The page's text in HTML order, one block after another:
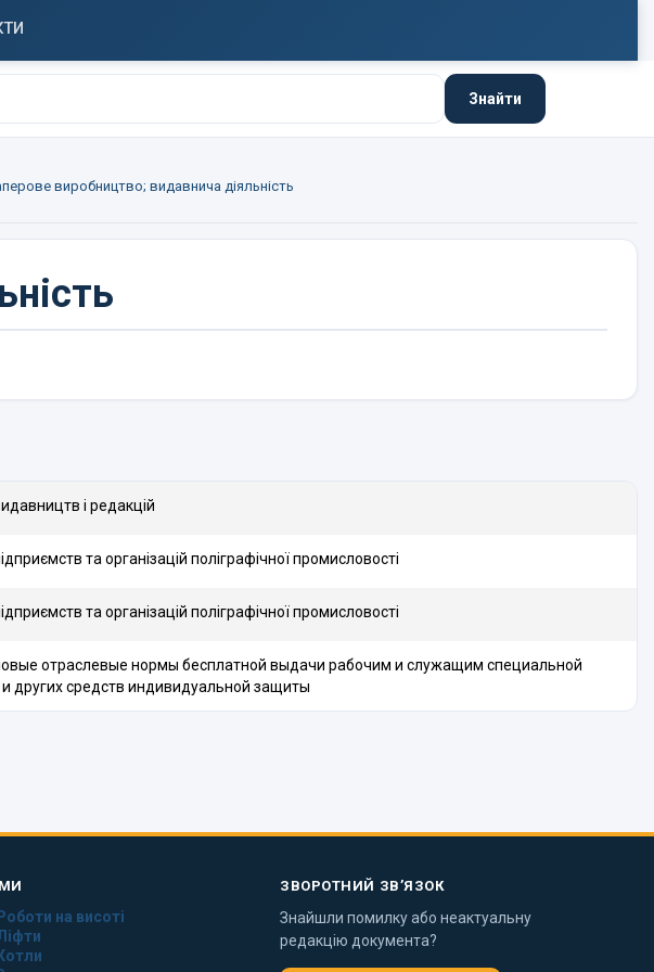
Знайти
виробництво; видавнича діяльність
і редакцій
та організацій поліграфічної промисловості
та організацій поліграфічної промисловості
отраслевые нормы бесплатной выдачи рабочим и служащим специальной
других средств индивидуальной защиты
Роботи на висоті
Котли
ЗВОРОТНИЙ ЗВ’ЯЗОК
Знайшли помилку або неактуальну
редакцію документа?